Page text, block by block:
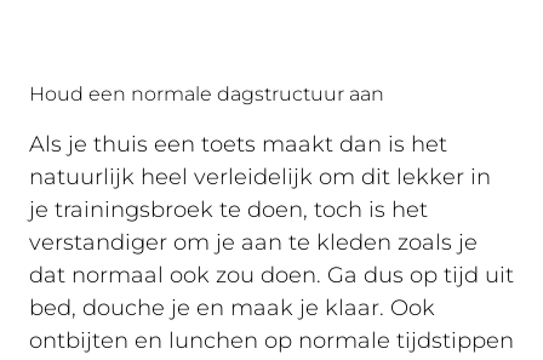
Houd een normale dagstructuur aan
Als je thuis een toets maakt dan is het
natuurlijk heel verleidelijk om dit lekker in
je trainingsbroek te doen, toch is het
verstandiger om je aan te kleden zoals je
dat normaal ook zou doen. Ga dus op tijd uit
bed, douche je en maak je klaar. Ook
ontbijten en lunchen op normale tijdstippen